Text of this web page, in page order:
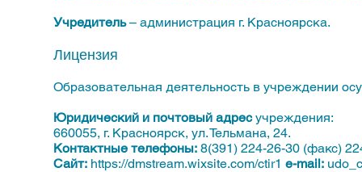
Учредитель– администрация г. Красноярска.
Лицензия
Образовательная деятельность в учреждении
Юридический и почтовый адресучреждения:
660055, г. Красноярск, ул. Тельмана, 24.
Контактные телефоны: 8(391) 224-26-30 (факс)
Сайт: https://dmstream.wixsite.com/ctir1 e-mail: